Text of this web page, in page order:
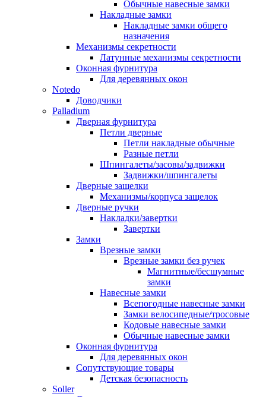
Обычные навесные замки
Накладные замки
Накладные замки общего
назначения
Механизмы секретности
Латунные механизмы секретности
Оконная фурнитура
Для деревянных окон
Notedo
Доводчики
Palladium
Дверная фурнитура
Петли дверные
Петли накладные обычные
Разные петли
Шпингалеты/засовы/задвижки
Задвижки/шпингалеты
Дверные защелки
Механизмы/корпуса защелок
Дверные ручки
Накладки/завертки
Завертки
Замки
Врезные замки
Врезные замки без ручек
Магнитные/бесшумные
замки
Навесные замки
Всепогодные навесные замки
Замки велосипедные/тросовые
Кодовые навесные замки
Обычные навесные замки
Оконная фурнитура
Для деревянных окон
Сопутствующие товары
Детская безопасность
Soller